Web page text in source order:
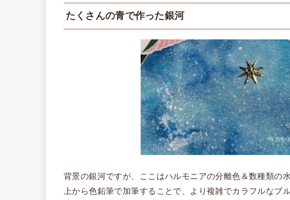
たくさんの青で作った銀河
背景の銀河ですが、ここはハルモニアの分離色＆数種類の
上から色鉛筆で加筆することで、より複雑でカラフルなブ